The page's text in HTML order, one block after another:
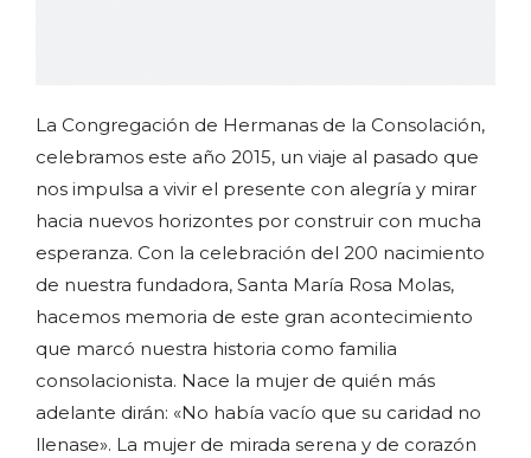
La Congregación de Hermanas de la Consolación,
celebramos este año 2015, un viaje al pasado que
nos impulsa a vivir el presente con alegría y mirar
hacia nuevos horizontes por construir con mucha
esperanza. Con la celebración del 200 nacimiento
de nuestra fundadora, Santa María Rosa Molas,
hacemos memoria de este gran acontecimiento
que marcó nuestra historia como familia
consolacionista. Nace la mujer de quién más
adelante dirán: «No había vacío que su caridad no
llenase». La mujer de mirada serena y de corazón